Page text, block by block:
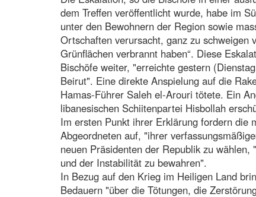
dem Treffen veröffentlicht wurde, habe im
unter den Bewohnern der Region sowie
Ortschaften verursacht, ganz zu schweigen
Grünflächen verbrannt haben“. Diese
Bischöfe weiter, "erreichte gestern
Beirut". Eine direkte Anspielung auf die
Hamas-Führer Saleh el-Arouri tötete. Ein
libanesischen Schiitenpartei Hisbollah
Im ersten Punkt ihrer Erklärung fordern die
Abgeordneten auf, "ihrer
neuen Präsidenten der Republik zu
und der Instabilität zu bewahren".
In Bezug auf den Krieg im Heiligen Land
Bedauern "über die Tötungen, die